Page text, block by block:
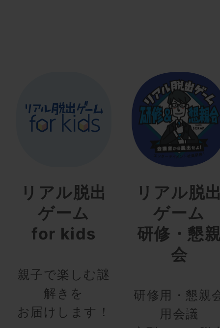
リアル脱出
ゲーム
for kids
親子で楽しむ謎
解きを
お届けします！
リアル脱
ゲーム
研修・懇
会
研修用・懇親
用会議